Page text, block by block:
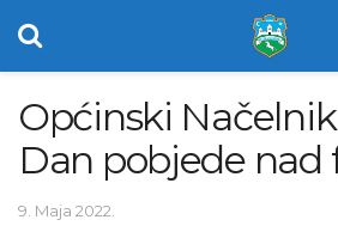
Općinski
Dan pobjede
9. Maja 2022.